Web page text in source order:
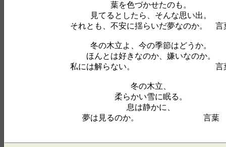
葉を色づかせたのも。
見てるとしたら、そんな思い出。
それとも、不安に揺らいだ夢なのか。 言
冬の木立よ、今の季節はどうか。
ほんとは好きなのか、嫌いなのか。
私には解らない。 言
冬の木立、
柔らかい雪に眠る。
息は静かに、
夢は見るのか。 言葉